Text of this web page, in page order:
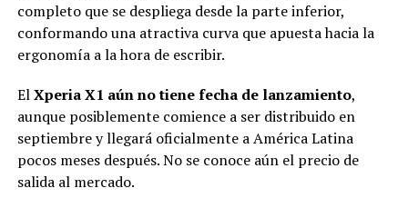
completo que se despliega desde la parte inferior,
conformando una atractiva curva que apuesta hacia la
ergonomía a la hora de escribir.
ElXperia X1 aún no tiene fecha de lanzamiento,
aunque posiblemente comience a ser distribuido en
septiembre y llegará oficialmente a América Latina
pocos meses después. No se conoce aún el precio de
salida al mercado.